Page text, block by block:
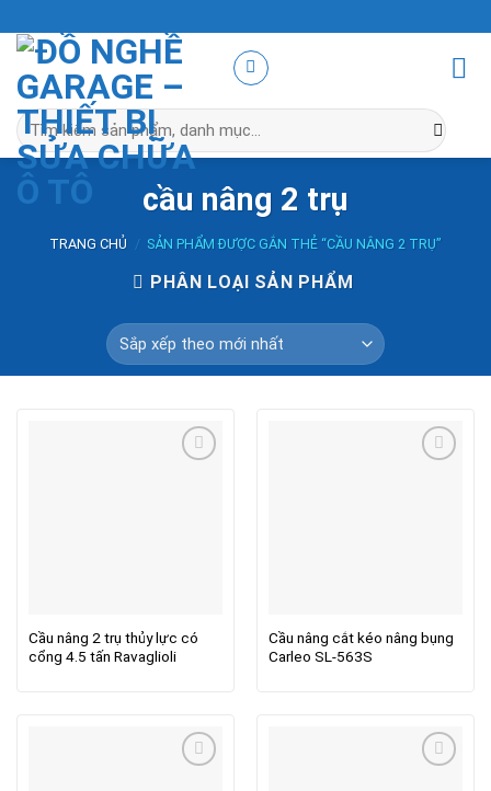
to
content
Tìm
kiếm:
cầu nâng 2 trụ
TRANG CHỦ / SẢN PHẨM ĐƯỢC GẮN THẺ “CẦU NÂNG 2 TRỤ”
PHÂN LOẠI SẢN PHẨM
Cầu nâng 2 trụ thủy lực có
cổng 4.5 tấn Ravaglioli
Cầu nâng cắt kéo nâng bụng
Carleo SL-563S